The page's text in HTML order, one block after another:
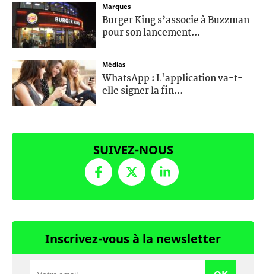
Marques
Burger King s’associe à Buzzman
pour son lancement...
Médias
WhatsApp : L'application va-t-
elle signer la fin...
SUIVEZ-NOUS
Inscrivez-vous à la newsletter